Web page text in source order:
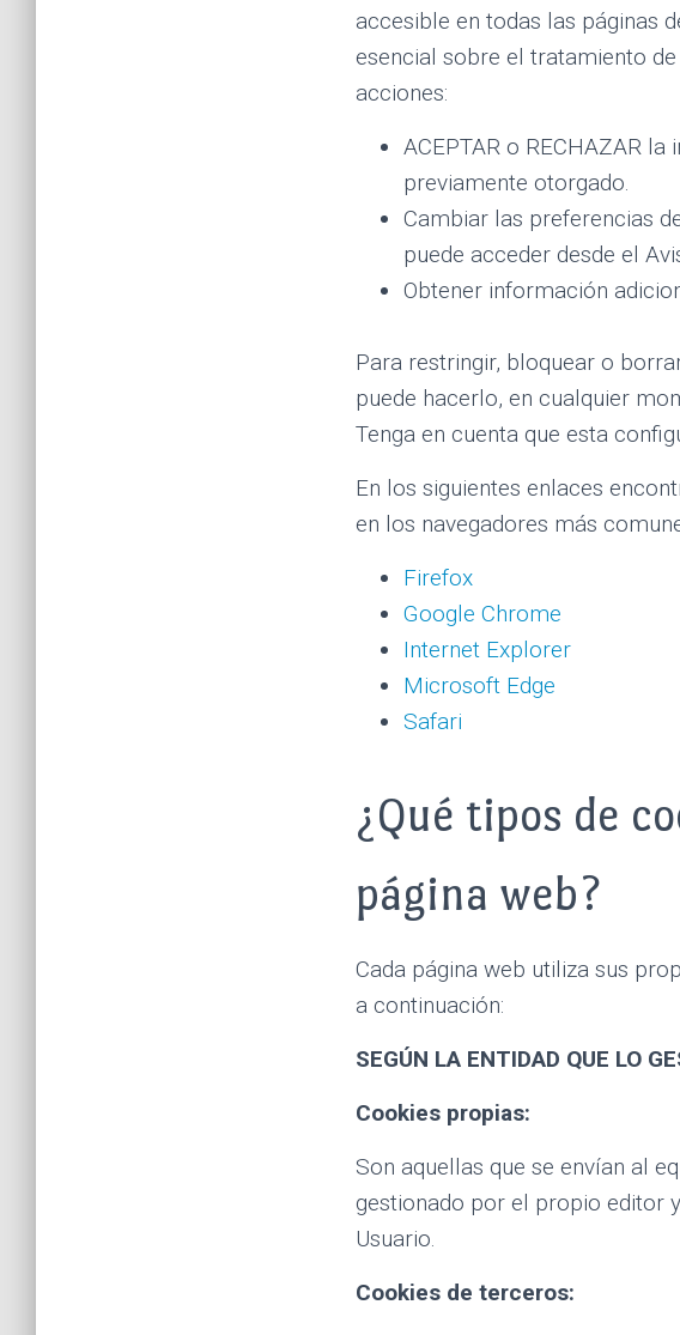
accesible en todas las páginas
esencial sobre el tratamiento
acciones:
ACEPTAR o RECHAZAR
previamente otorgado.
Cambiar las preferencias
puede acceder desde el
Obtener información
Para restringir, bloquear o
puede hacerlo, en cualquier
Tenga en cuenta que esta
En los siguientes enlaces
en los navegadores más
Firefox
Google Chrome
Internet Explorer
Microsoft Edge
Safari
¿Qué tipos de
página web?
Cada página web utiliza sus
a continuación:
SEGÚN LA ENTIDAD QUE LO
Cookies propias:
Son aquellas que se envían al
gestionado por el propio editor
Usuario.
Cookies de terceros: